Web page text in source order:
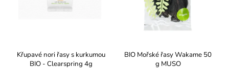
Křupavé nori řasy s kurkumou
BIO - Clearspring 4g
BIO Mořské řasy Wakame 50
g MUSO